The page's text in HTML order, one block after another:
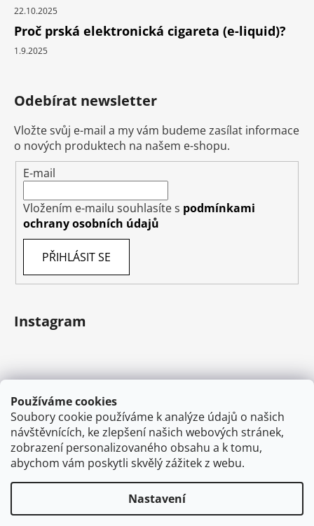
Používáme cookies
Soubory cookie používáme k analýze údajů o našich
návštěvnících, ke zlepšení našich webových stránek,
zobrazení personalizovaného obsahu a k tomu,
abychom vám poskytli skvělý zážitek z webu.
Nastavení
22.10.2025
Proč prská elektronická cigareta (e-liquid)?
1.9.2025
Odebírat newsletter
Vložte svůj e-mail a my vám budeme zasílat informace
o nových produktech na našem e-shopu.
E-mail
Vložením e-mailu souhlasíte s podmínkami
ochrany osobních údajů
PŘIHLÁSIT SE
Instagram
Sledovat na Instagramu